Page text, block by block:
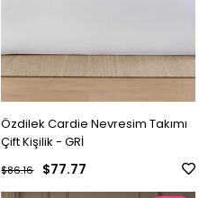
Özdilek Cardie Nevresim Takımı
Çift Kişilik - GRİ
$77.77
$86.16